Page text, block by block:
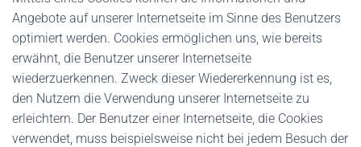
Angebote auf unserer Internetseite im Sinne des Benutzers
optimiert werden. Cookies ermöglichen uns, wie bereits
erwähnt, die Benutzer unserer Internetseite
wiederzuerkennen. Zweck dieser Wiedererkennung ist es,
den Nutzern die Verwendung unserer Internetseite zu
erleichtern. Der Benutzer einer Internetseite, die Cookies
verwendet, muss beispielsweise nicht bei jedem Besuch der